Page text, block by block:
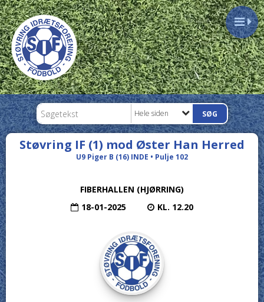
Hele siden
Støvring IF (1) mod Øster Han Herred
U9 Piger B (16) INDE • Pulje 102
FIBERHALLEN (HJØRRING)
18-01-2025
KL. 12.20